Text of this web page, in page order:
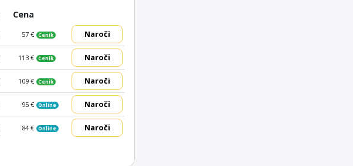
Cena
57 € Cenik Naroči
113 € Cenik Naroči
109 € Cenik Naroči
95 € Online Naroči
84 € Online Naroči